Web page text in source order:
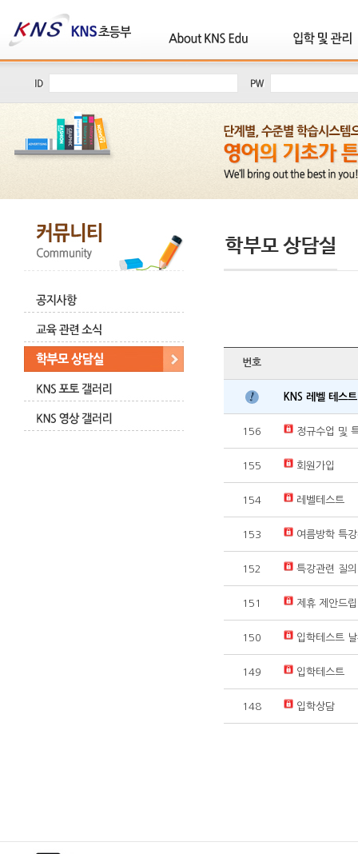
번호
KNS 레벨 테스
156 정규수업 및
155 회원가입
154 레벨테스트
153 여름방학 특
152 특강관련 질
151 제휴 제안드
150 입학테스트
149 입학테스트
148 입학상담